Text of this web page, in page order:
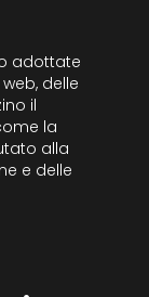
adottate
delle
il
la
alla
e delle